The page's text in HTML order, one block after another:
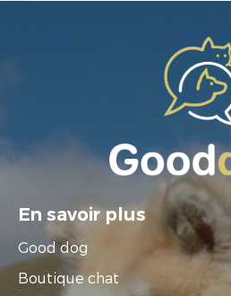
En savoir plus
Good dog
Boutique chat